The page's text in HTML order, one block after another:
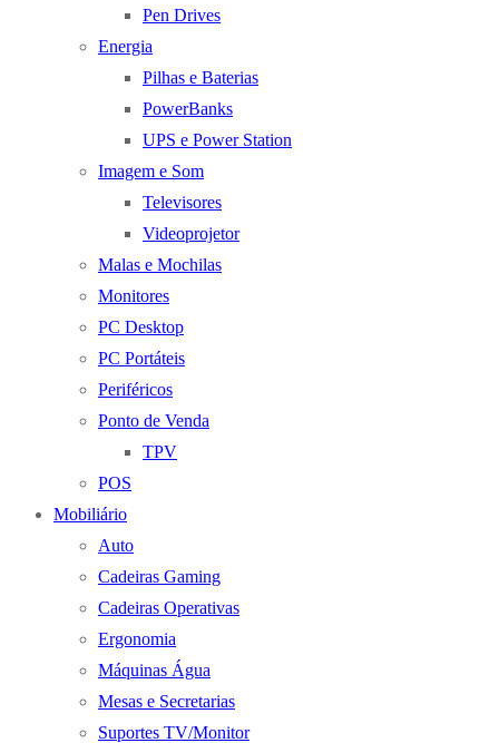
Pen Drives
Energia
Pilhas e Baterias
PowerBanks
UPS e Power Station
Imagem e Som
Televisores
Videoprojetor
Malas e Mochilas
Monitores
PC Desktop
PC Portáteis
Periféricos
Ponto de Venda
TPV
POS
Mobiliário
Auto
Cadeiras Gaming
Cadeiras Operativas
Ergonomia
Máquinas Água
Mesas e Secretarias
Suportes TV/Monitor